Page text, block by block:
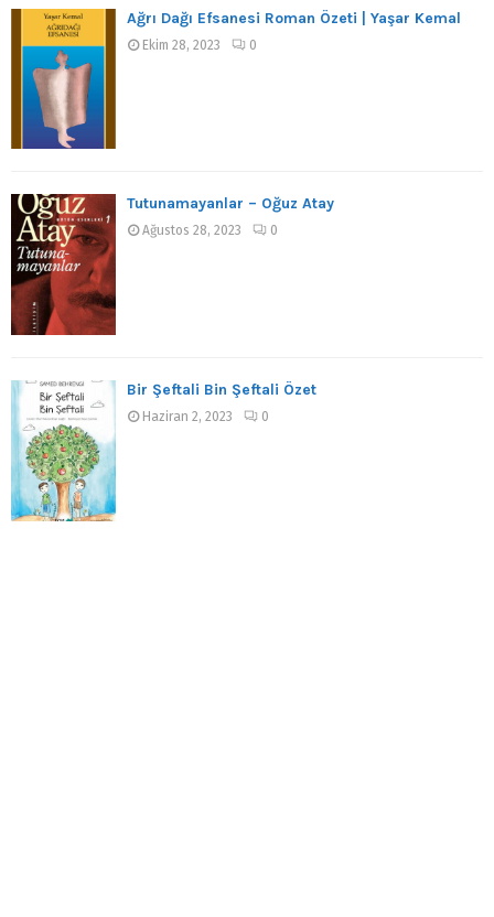
Ağrı Dağı Efsanesi Roman Özeti | Yaşar Kemal
Ekim 28, 2023 0
Tutunamayanlar – Oğuz Atay
Ağustos 28, 2023 0
Bir Şeftali Bin Şeftali Özet
Haziran 2, 2023 0